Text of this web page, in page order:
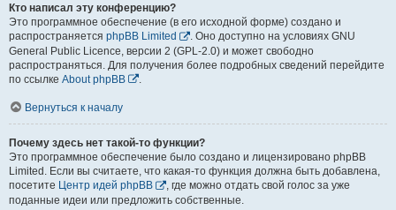
Кто написал эту конференцию?
Это программное обеспечение (в его исходной форме) создано и
распространяется phpBB Limited
. Оно доступно на условиях GNU
General Public Licence, версии 2 (GPL-2.0) и может свободно
распространяться. Для получения более подробных сведений перейдите
по ссылке About phpBB
Вернуться к началу
Почему здесь нет такой-то функции?
Это программное обеспечение было создано и лицензировано phpBB
Limited. Если вы считаете, что какая-то функция должна быть добавлена,
посетите Центр идей phpBB
, где можно отдать свой голос за уже
поданные идеи или предложить собственные.